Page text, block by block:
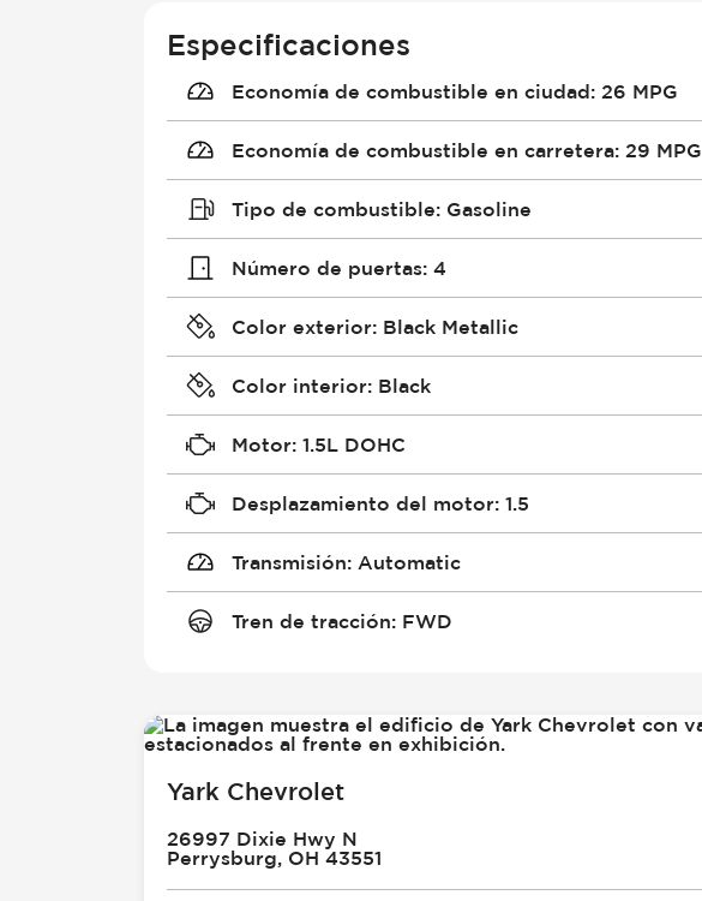
Especificaciones
Economía de combustible en ciudad: 26 MPG
Economía de combustible en carretera: 29 MPG
Tipo de combustible: Gasoline
Número de puertas: 4
Color exterior: Black Metallic
Color interior: Black
Motor: 1.5L DOHC
Desplazamiento del motor: 1.5
Transmisión: Automatic
Tren de tracción: FWD
Yark Chevrolet
26997 Dixie Hwy N
Perrysburg, OH 43551